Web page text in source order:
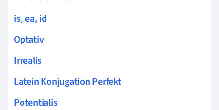
is, ea, id
Optativ
Irrealis
Latein Konjugation Perfekt
Potentialis